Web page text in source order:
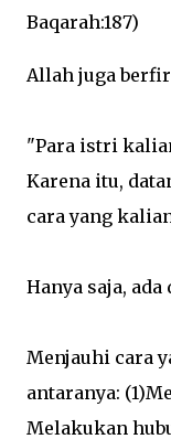
Baqarah:187)
Allah juga
"Para istri
Karena itu,
cara yang
Hanya saja,
Menjauhi cara
antaranya:
Melakukan